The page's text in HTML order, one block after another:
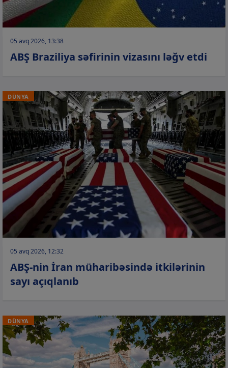
05 avq 2026, 13:38
ABŞ Braziliya səfirinin vizasını ləğv etdi
DÜNYA
05 avq 2026, 12:32
ABŞ-nin İran müharibəsində itkilərinin
sayı açıqlanıb
DÜNYA